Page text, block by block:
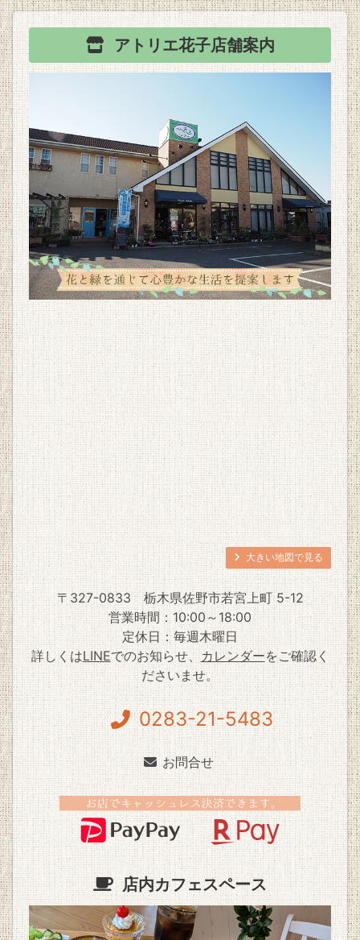
アトリエ花子店舗案内
大きい地図で見る
〒327-0833
栃木県佐野市若宮上町 5-12
営業時間：10:00～18:00
定休日：毎週木曜日
詳しくはLINEでのお知らせ、 カレンダーをご確認く
ださいませ。
0283-21-5483
お問合せ
店内カフェスペース